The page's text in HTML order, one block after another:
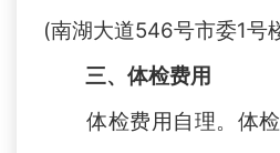
(南湖大道546号市委1号
三、体检费用
体检费用自理。体